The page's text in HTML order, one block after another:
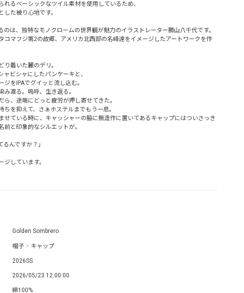
れるベーシックなツイル素材を使用しているため、
した被り心地です。
のは、独特なモノクロームの世界観が魅力のイラストレーター勝山八千代です。
コマフジ第2の故郷、アメリカ北西部の名峰達をイメージしたアートワークを作
り着いた麓のデリ。
ャビシャにしたパンケーキと、
ジをIPAでグイッと流し込む。
み渡る。嗚呼、生き返る。
ら、途端にどっと疲労が押し寄せてきた。
ちを抑えて、さぁホステルまでもう一息。
せている時に、キャッシャーの脇に無造作に置いてあるキャップにはついさっき
前と印象的なシルエットが。
るんですか？」
ジしています。
Golden Sombrero
帽子 > キャップ
2026SS
2026/05/23 12:00:00
綿100%